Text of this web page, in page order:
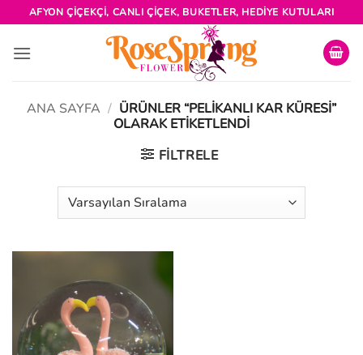
İçeriğe
atla
AFYON ÇIÇEKÇI, CANLI ÇIÇEK, BUKETLER, HEDIYE KUTULARI
ANA SAYFA / ÜRÜNLER “PELIKANLI KAR KÜRESI”
OLARAK ETIKETLENDI
FILTRELE